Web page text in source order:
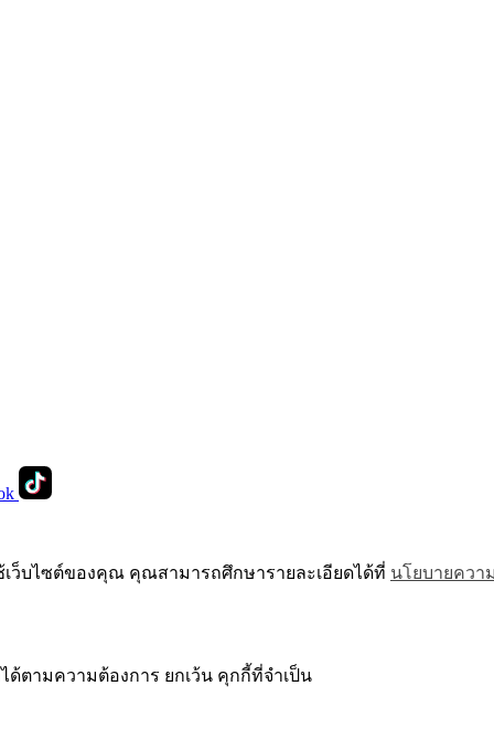
ว็บไซต์ของคุณ คุณสามารถศึกษารายละเอียดได้ที่ นโยบายควา
ตามความต้องการ ยกเว้น คุกกี้ที่จำเป็น